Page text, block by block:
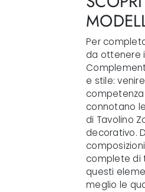
Per
da ottenere
e stile:
connotano
di Tavolino
decorativo.
complete di
questi
meglio le